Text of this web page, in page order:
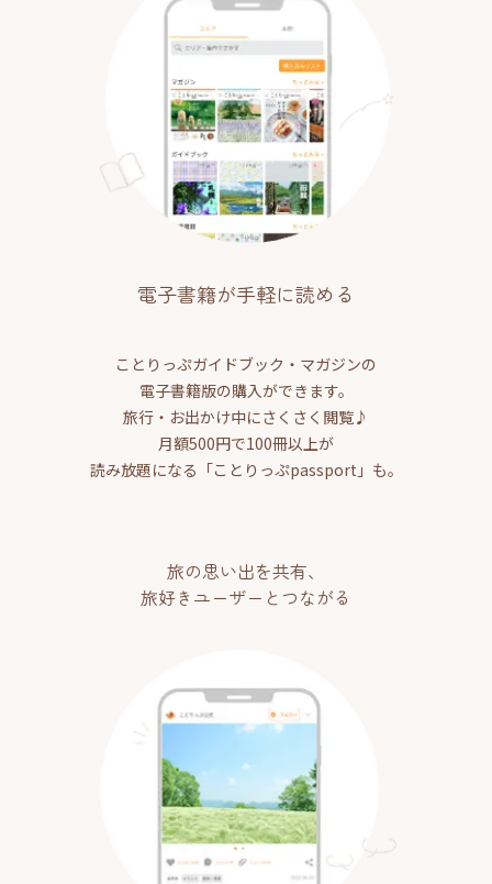
電子書籍が手軽に読める
ことりっぷガイドブック・マガジンの
電子書籍版の購入ができます。
旅行・お出かけ中にさくさく閲覧♪
月額500円で100冊以上が
読み放題になる「ことりっぷpassport」も。
旅の思い出を共有、
旅好きユーザーとつながる